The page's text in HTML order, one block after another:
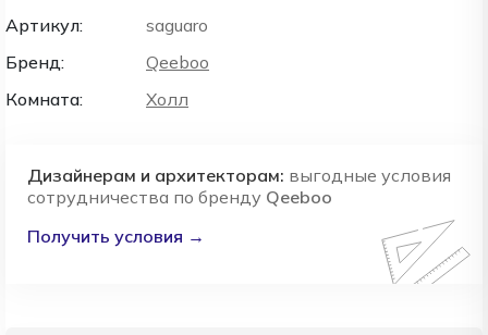
Артикул:
saguaro
Бренд:
Qeeboo
Комната:
Холл
Дизайнерам и архитекторам: выгодные условия
сотрудничества по бренду Qeeboo
Получить условия →